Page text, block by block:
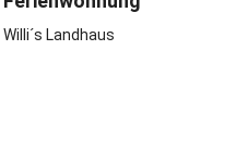
Willi´s Landhaus